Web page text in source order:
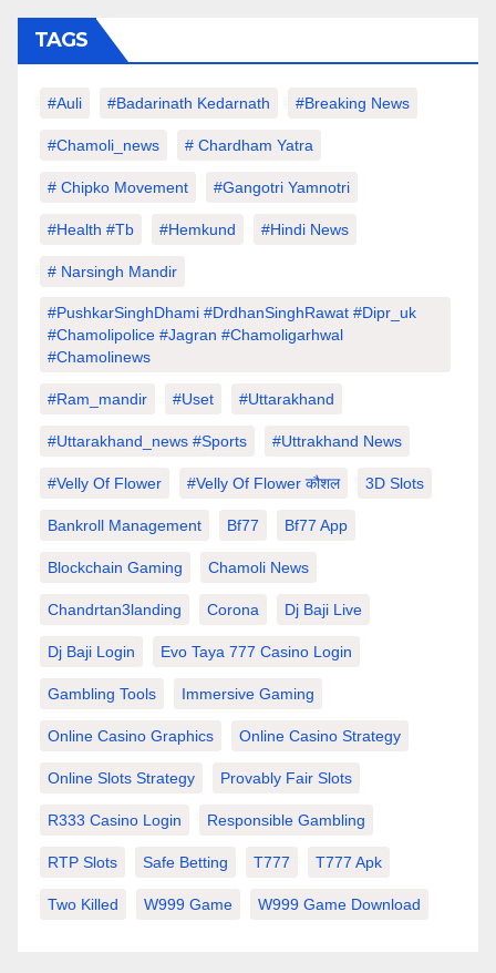
TAGS
#auli #Badarinath Kedarnath #Breaking News
#chamoli_news # Chardham Yatra
# Chipko Movement #Gangotri Yamnotri
#Health #tb #hemkund #hindi News
# Narsingh Mandir
#PushkarSinghDhami #drdhanSinghRawat #dipr_uk
#chamolipolice #Jagran #chamoligarhwal
#chamolinews
#Ram_mandir #uset #uttarakhand
#Uttarakhand_news #sports #Uttrakhand News
#velly Of Flower #velly Of Flower कौशल 3D Slots
Bankroll Management Bf77 Bf77 App
Blockchain Gaming Chamoli News
Chandrtan3landing Corona Dj Baji Live
Dj Baji Login Evo Taya 777 Casino Login
Gambling Tools Immersive Gaming
Online Casino Graphics Online Casino Strategy
Online Slots Strategy Provably Fair Slots
R333 Casino Login Responsible Gambling
RTP Slots Safe Betting T777 T777 Apk
Two Killed W999 Game W999 Game Download